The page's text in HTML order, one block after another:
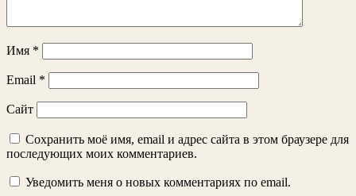
Имя *
Email *
Сайт
Сохранить моё имя, email и адрес сайта в этом браузере для
последующих моих комментариев.
Уведомить меня о новых комментариях по email.